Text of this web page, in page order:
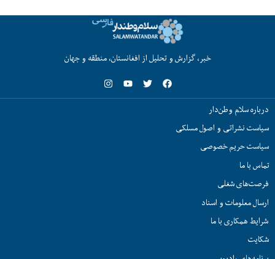
خبر، گزارش و تحلیل از افغانستان، منطقه و جهان
درباره سلام وطن‌دار
سیاست نشراتی و اصول مسلکی
سیاست حریم خصوصی
تماس با ما
فرصت‌های شغلی
ارسال معلومات و اسناد
شرایط همکاری با ما
شکایت